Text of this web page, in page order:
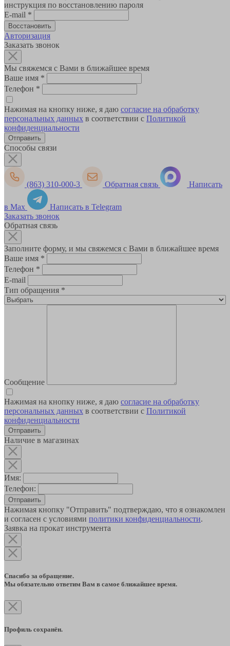
инструкция по восстановлению пароля
E-mail *
Авторизация
Заказать звонок
Мы свяжемся с Вами в ближайшее время
Ваше имя *
Телефон *
Нажимая на кнопку ниже, я даю согласие на обработку
персональных данных в соответствии с Политикой
конфиденциальности
Способы связи
(863) 310-000-3 Обратная связь Написать
в Max
Написать в Telegram
Заказать звонок
Обратная связь
Заполните форму, и мы свяжемся с Вами в ближайшее время
Ваше имя *
Телефон *
E-mail
Тип обращения *
Сообщение
Нажимая на кнопку ниже, я даю согласие на обработку
персональных данных в соответствии с Политикой
конфиденциальности
Наличие в магазинах
Имя:
Телефон:
Отправить
Нажимая кнопку "Отправить" подтверждаю, что я ознакомлен
и согласен с условиями политики конфиденциальности.
Заявка на прокат инструмента
Спасибо за обращение.
Мы обязательно ответим Вам в самое ближайшее время.
Профиль сохранён.